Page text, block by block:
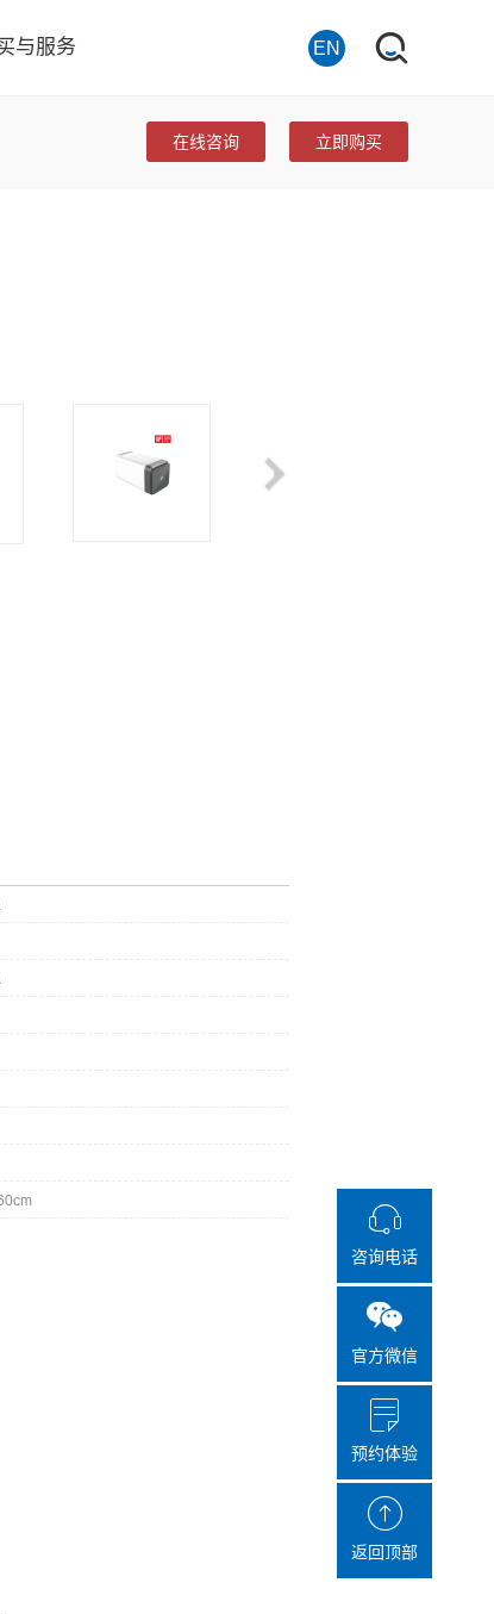
EN
与服务
在线咨询 立即购买
咨询电话
官方微信
预约体验
返回顶部